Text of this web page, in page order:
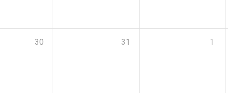
30 31 1